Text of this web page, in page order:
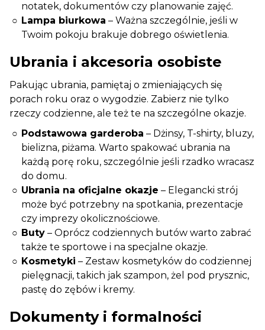
notatek, dokumentów czy planowanie zajęć.
Lampa biurkowa – Ważna szczególnie, jeśli w
Twoim pokoju brakuje dobrego oświetlenia.
Ubrania i akcesoria osobiste
Pakując ubrania, pamiętaj o zmieniających się
porach roku oraz o wygodzie. Zabierz nie tylko
rzeczy codzienne, ale też te na szczególne okazje.
Podstawowa garderoba – Dżinsy, T-shirty, bluzy,
bielizna, piżama. Warto spakować ubrania na
każdą porę roku, szczególnie jeśli rzadko wracasz
do domu.
Ubrania na oficjalne okazje – Elegancki strój
może być potrzebny na spotkania, prezentacje
czy imprezy okolicznościowe.
Buty – Oprócz codziennych butów warto zabrać
także te sportowe i na specjalne okazje.
Kosmetyki – Zestaw kosmetyków do codziennej
pielęgnacji, takich jak szampon, żel pod prysznic,
pastę do zębów i kremy.
Dokumenty i formalności